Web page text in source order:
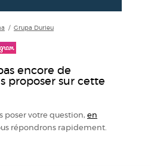
/ Grupa Durieu
encore de
proposer sur cette
poser votre question, en
répondrons rapidement.